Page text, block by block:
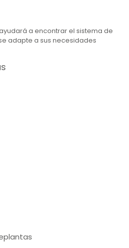
a encontrar el sistema de
adapte a sus necesidades